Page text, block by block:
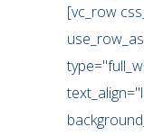
[vc_row